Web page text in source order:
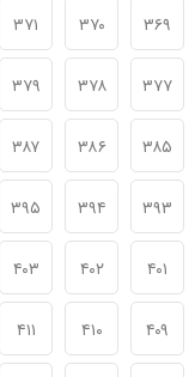
۳۶۹ ۳۷۰ ۳۷۱
۳۷۷ ۳۷۸ ۳۷۹
۳۸۵ ۳۸۶ ۳۸۷
۳۹۳ ۳۹۴ ۳۹۵
۴۰۱ ۴۰۲ ۴۰۳
۴۰۹ ۴۱۰ ۴۱۱